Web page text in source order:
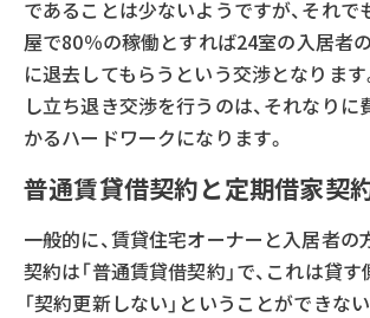
であることは少ないようですが、それで
屋で80％の稼働とすれば24室の入居者
に退去してもらうという交渉となりま
し立ち退き交渉を行うのは、それなり
かるハードワークになります。
普通賃貸借契約と定期借家契
一般的に、賃貸住宅オーナーと入居者の
契約は「普通賃貸借契約」で、これは貸す
「契約更新しない」ということができな